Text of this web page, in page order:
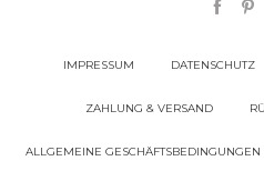
IMPRESSUM DATENSCHUTZ
ZAHLUNG & VERSAND
ALLGEMEINE GESCHÄFTSBEDINGUNGEN